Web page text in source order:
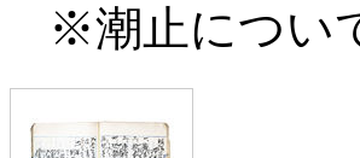
※潮止につい